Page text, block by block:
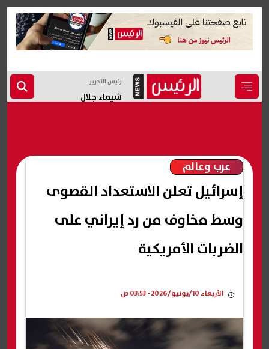
رئيس التحرير
شيماء جلال
عرب وعالم
إسرائيل تعلن الاستعداد القصوى
وسط مخاوف من رد إيراني على
الضربات الأمريكية
الأربعاء 10/يونيو/2026 - 03:53 ص